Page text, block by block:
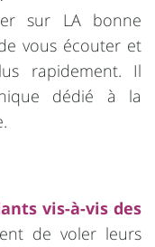
sur LA bonne
vous écouter et
rapidement. Il
dédié à la
vis-à-vis des
de voler leurs